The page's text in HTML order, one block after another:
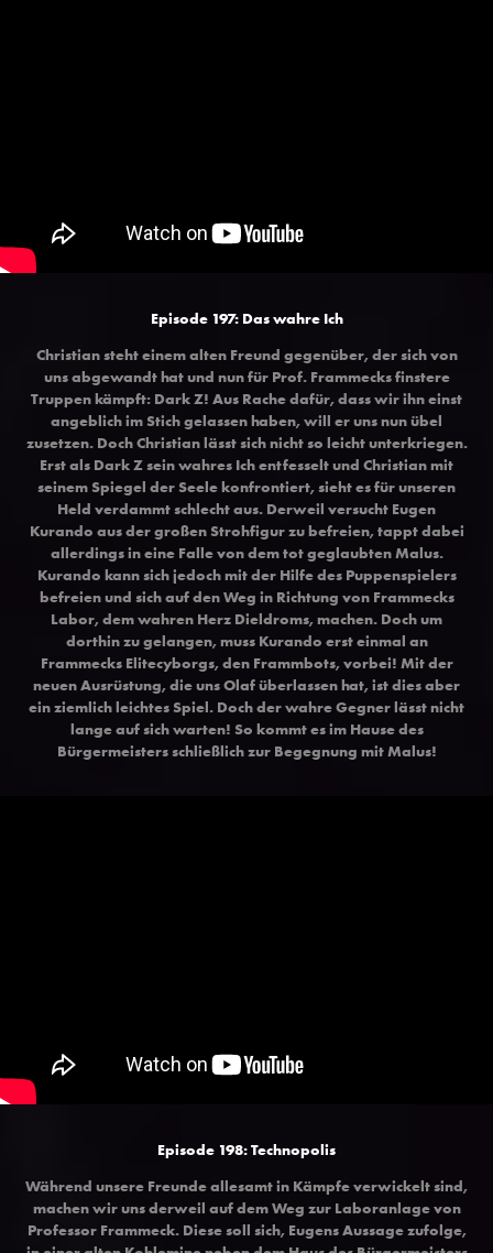
Episode 197: Das wahre Ich
Christian steht einem alten Freund gegenüber, der sich von
uns abgewandt hat und nun für Prof. Frammecks finstere
Truppen kämpft: Dark Z! Aus Rache dafür, dass wir ihn einst
angeblich im Stich gelassen haben, will er uns nun übel
zusetzen. Doch Christian lässt sich nicht so leicht unterkriegen.
Erst als Dark Z sein wahres Ich entfesselt und Christian mit
seinem Spiegel der Seele konfrontiert, sieht es für unseren
Held verdammt schlecht aus. Derweil versucht Eugen
Kurando aus der großen Strohfigur zu befreien, tappt dabei
allerdings in eine Falle von dem tot geglaubten Malus.
Kurando kann sich jedoch mit der Hilfe des Puppenspielers
befreien und sich auf den Weg in Richtung von Frammecks
Labor, dem wahren Herz Dieldroms, machen. Doch um
dorthin zu gelangen, muss Kurando erst einmal an
Frammecks Elitecyborgs, den Frammbots, vorbei! Mit der
neuen Ausrüstung, die uns Olaf überlassen hat, ist dies aber
ein ziemlich leichtes Spiel. Doch der wahre Gegner lässt nicht
lange auf sich warten! So kommt es im Hause des
Bürgermeisters schließlich zur Begegnung mit Malus!
Episode 198: Technopolis
Während unsere Freunde allesamt in Kämpfe verwickelt sind,
machen wir uns derweil auf dem Weg zur Laboranlage von
Professor Frammeck. Diese soll sich, Eugens Aussage zufolge,